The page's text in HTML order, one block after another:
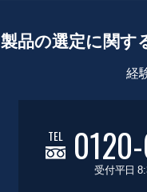
製品の選定に関す
経
TEL
受付平日